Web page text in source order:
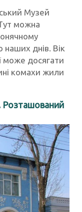
Музей
можна
наших днів. Вік
може досягати
комахи жили
Розташований